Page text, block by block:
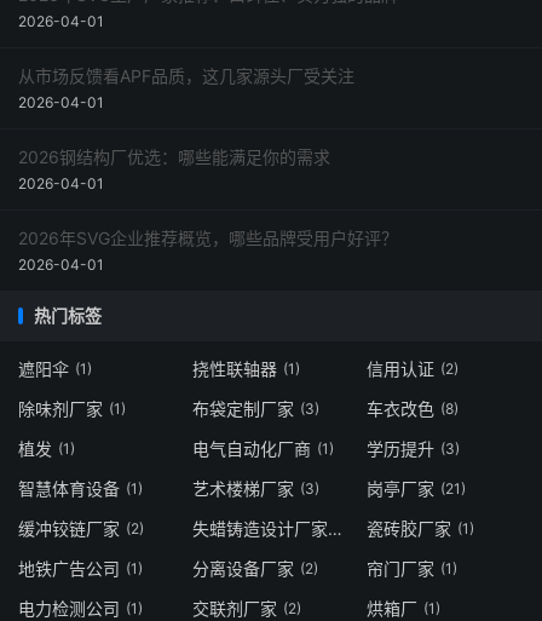
2026-04-01
从市场反馈看APF品质，这几家源头厂受关注
2026-04-01
2026钢结构厂优选：哪些能满足你的需求
2026-04-01
2026年SVG企业推荐概览，哪些品牌受用户好评？
2026-04-01
热门标签
遮阳伞 (1) 挠性联轴器 (1) 信用认证 (2)
除味剂厂家 (1) 布袋定制厂家 (3) 车衣改色 (8)
植发 (1) 电气自动化厂商 (1) 学历提升 (3)
智慧体育设备 (1) 艺术楼梯厂家 (3) 岗亭厂家 (21)
缓冲铰链厂家 (2) 失蜡铸造设计厂家(3) 瓷砖胶厂家 (1)
地铁广告公司 (1) 分离设备厂家 (2) 帘门厂家 (1)
电力检测公司 (1) 交联剂厂家 (2) 烘箱厂 (1)